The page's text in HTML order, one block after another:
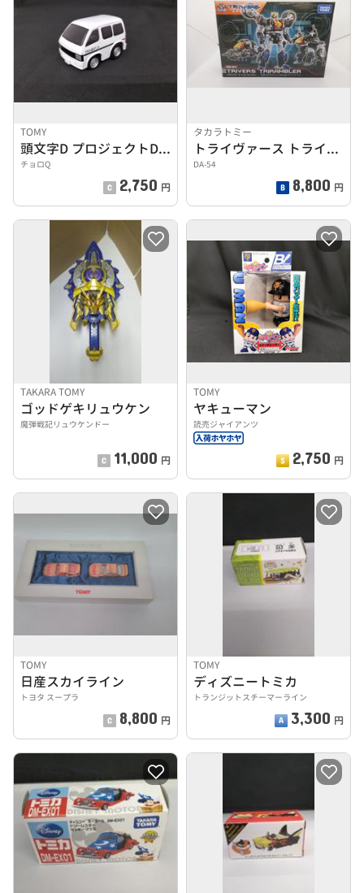
TOMY
頭文字D プロジェクトD機材車 シークレット
チョロQ
2,750 円
タカラトミー
トライヴァース トライランブラー
DA-54
8,800 円
TAKARA TOMY
ゴッドゲキリュウケン
魔弾戦記リュウケンドー
11,000 円
TOMY
ヤキューマン
読売ジャイアンツ
2,750 円
TOMY
日産スカイライン
トヨタ スープラ
8,800 円
TOMY
ディズニートミカ
トランジットスチーマーライン
3,300 円